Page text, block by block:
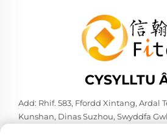
CYSYLLTU
Add: Rhif. 583, Ffordd Xintang, Ardal
Kunshan, Dinas Suzhou, Swyddfa